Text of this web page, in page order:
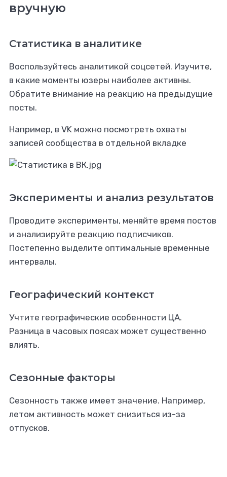
вручную
Статистика в аналитике
Воспользуйтесь аналитикой соцсетей. Изучите,
в какие моменты юзеры наиболее активны.
Обратите внимание на реакцию на предыдущие
посты.
Например, в VK можно посмотреть охваты
записей сообщества в отдельной вкладке
Эксперименты и анализ результатов
Проводите эксперименты, меняйте время постов
и анализируйте реакцию подписчиков.
Постепенно выделите оптимальные временные
интервалы.
Географический контекст
Учтите географические особенности ЦА.
Разница в часовых поясах может существенно
влиять.
Сезонные факторы
Сезонность также имеет значение. Например,
летом активность может снизиться из-за
отпусков.